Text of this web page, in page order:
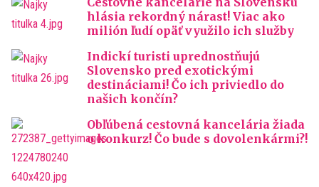
hlásia rekordný nárast! Viac ako
milión ľudí opäť využilo ich služby
Indickí turisti uprednostňujú
Slovensko pred exotickými
destináciami! Čo ich priviedlo do
našich končín?
Obľúbená cestovná kancelária žiada
o konkurz! Čo bude s dovolenkármi?!